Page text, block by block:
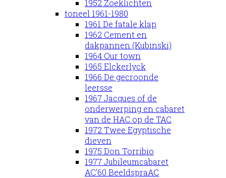
1952 Zoeklichten
toneel 1961-1980
1961 De fatale klap
1962 Cement en
dakpannen (Kubinski)
1964 Our town
1965 Elckerlyck
1966 De gecroonde
leersse
1967 Jacques of de
onderwerping en cabaret
van de HAC op de TAC
1972 Twee Egyptische
dieven
1975 Don Torribio
1977 Jubileumcabaret
AC'60 BeeldspraAC